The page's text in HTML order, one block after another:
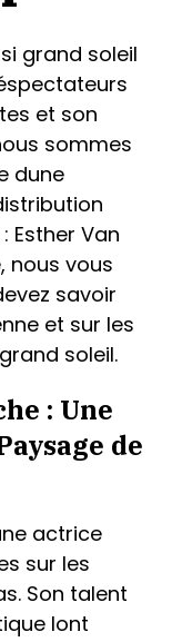
grand soleil
et son
sommes
dune
Esther Van
nous vous
savoir
et sur les
soleil.
: Une
de
actrice
sur les
Son talent
lont